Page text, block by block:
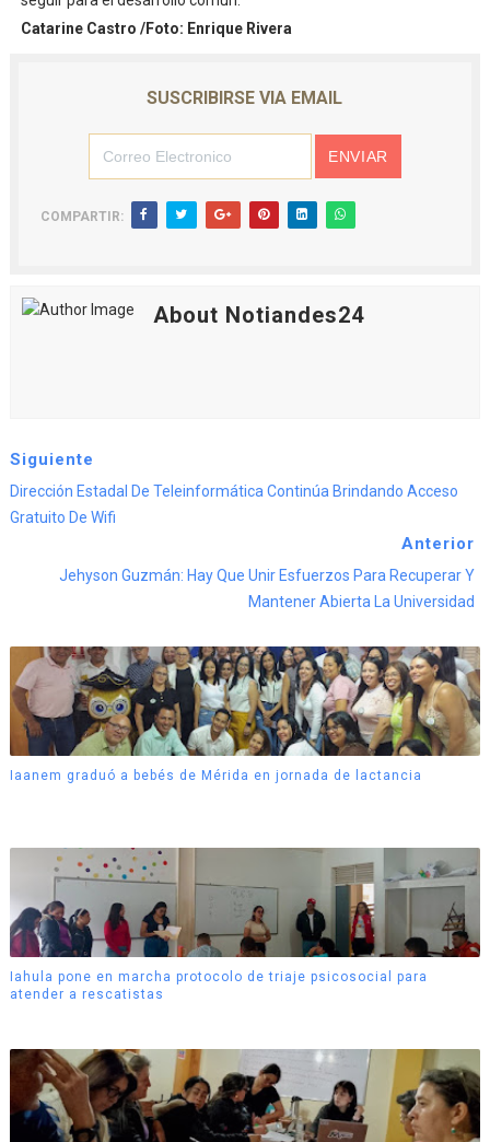
Catarine Castro /Foto: Enrique Rivera
SUSCRIBIRSE VIA EMAIL
COMPARTIR:
About Notiandes24
Siguiente
Dirección Estadal De Teleinformática Continúa Brindando Acceso
Gratuito De Wifi
Anterior
Jehyson Guzmán: Hay Que Unir Esfuerzos Para Recuperar Y
Mantener Abierta La Universidad
Iaanem graduó a bebés de Mérida en jornada de lactancia
Iahula pone en marcha protocolo de triaje psicosocial para
atender a rescatistas